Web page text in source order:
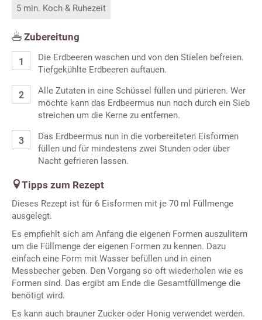
5 min. Koch & Ruhezeit
Zubereitung
Die Erdbeeren waschen und von den Stielen befreien.
Tiefgekühlte Erdbeeren auftauen.
Alle Zutaten in eine Schüssel füllen und pürieren. Wer
möchte kann das Erdbeermus nun noch durch ein Sieb
streichen um die Kerne zu entfernen.
Das Erdbeermus nun in die vorbereiteten Eisformen
füllen und für mindestens zwei Stunden oder über
Nacht gefrieren lassen.
Tipps zum Rezept
Dieses Rezept ist für 6 Eisformen mit je 70 ml Füllmenge
ausgelegt.
Es empfiehlt sich am Anfang die eigenen Formen auszulitern
um die Füllmenge der eigenen Formen zu kennen. Dazu
einfach eine Form mit Wasser befüllen und in einen
Messbecher geben. Den Vorgang so oft wiederholen wie es
Formen sind. Das ergibt am Ende die Gesamtfüllmenge die
benötigt wird.
Es kann auch brauner Zucker oder Honig verwendet werden.